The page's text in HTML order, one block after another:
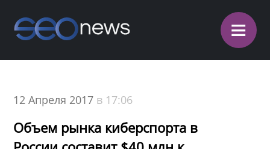
≡
12 Апреля 2017 в 17:06
Объем рынка киберспорта в